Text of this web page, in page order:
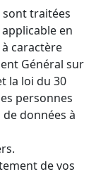
sont traitées
en
caractère
Général sur
la loi du 30
personnes
données à
de vos